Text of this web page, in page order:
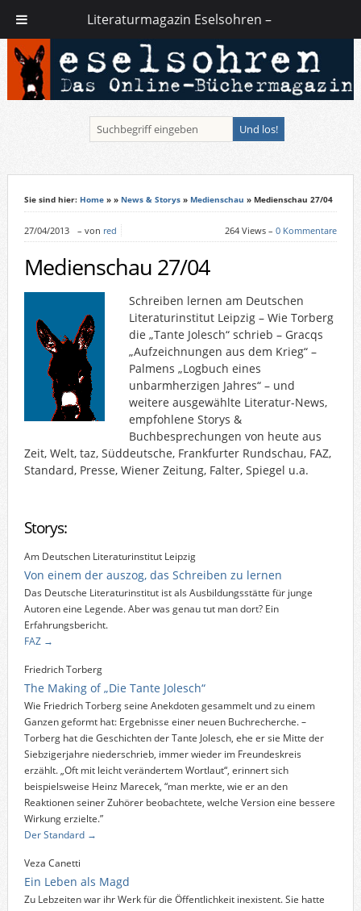
Sie sind hier: Home» » News & Storys» Medienschau » Medienschau 27/04
27/04/2013 – von red 264 Views –0 Kommentare
Medienschau 27/04
Schreiben lernen am Deutschen
Literaturinstitut Leipzig – Wie Torberg
die „Tante Jolesch“ schrieb – Gracqs
„Aufzeichnungen aus dem Krieg“ –
Palmens „Logbuch eines
unbarmherzigen Jahres“ – und
weitere ausgewählte Literatur-News,
empfohlene Storys &
Buchbesprechungen von heute aus
Zeit, Welt, taz, Süddeutsche, Frankfurter Rundschau, FAZ,
Standard, Presse, Wiener Zeitung, Falter, Spiegel u.a.
Storys:
Am Deutschen Literaturinstitut Leipzig
Von einem der auszog, das Schreiben zu lernen
Das Deutsche Literaturinstitut ist als Ausbildungsstätte für junge
Autoren eine Legende. Aber was genau tut man dort? Ein
Erfahrungsbericht.
FAZ →
Friedrich Torberg
The Making of „Die Tante Jolesch“
Wie Friedrich Torberg seine Anekdoten gesammelt und zu einem
Ganzen geformt hat: Ergebnisse einer neuen Buchrecherche. –
Torberg hat die Geschichten der Tante Jolesch, ehe er sie Mitte der
Siebzigerjahre niederschrieb, immer wieder im Freundeskreis
erzählt. „Oft mit leicht verändertem Wortlaut“, erinnert sich
beispielsweise Heinz Marecek, “man merkte, wie er an den
Reaktionen seiner Zuhörer beobachtete, welche Version eine bessere
Wirkung erzielte.”
Der Standard →
Veza Canetti
Ein Leben als Magd
Zu Lebzeiten war ihr Werk für die Öffentlichkeit inexistent. Sie hatte
Literaturmagazin Eselsohren –